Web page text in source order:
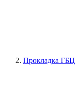
Прокладка ГБЦ